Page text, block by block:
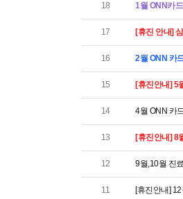
18 1월 ONN카
17 [휴진 안내]
16 2월 ONN 카
15 [휴진안내] 5
14 4월 ONN 카
13 [휴진안내] 8
12 9월,10월 진
11 [휴진안내]